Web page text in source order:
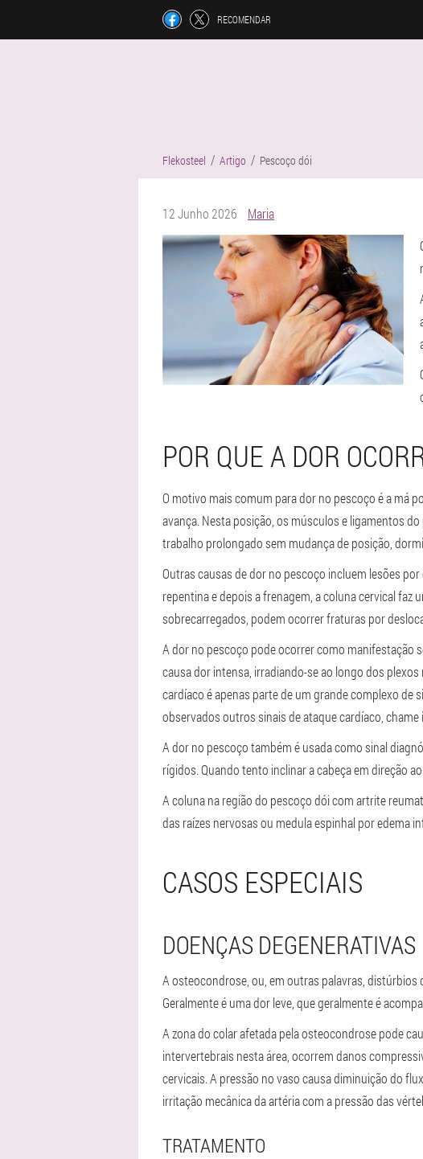
RECOMENDAR
Flekosteel Artigo Pescoço dói
12 Junho 2026
Maria
POR QUE A DOR
O motivo mais comum para dor no pescoço é a má
avança. Nesta posição, os músculos e ligamentos
trabalho prolongado sem mudança de posição,
Outras causas de dor no pescoço incluem lesões
repentina e depois a frenagem, a coluna cervical
sobrecarregados, podem ocorrer fraturas por
A dor no pescoço pode ocorrer como manifestação
causa dor intensa, irradiando-se ao longo dos
cardíaco é apenas parte de um grande complexo de
observados outros sinais de ataque cardíaco,
A dor no pescoço também é usada como sinal
rígidos. Quando tento inclinar a cabeça em direção
A coluna na região do pescoço dói com artrite
das raízes nervosas ou medula espinhal por edema
CASOS ESPECIAIS
DOENÇAS DEGENERATIVAS
A osteocondrose, ou, em outras palavras,
Geralmente é uma dor leve, que geralmente é
A zona do colar afetada pela osteocondrose pode
intervertebrais nesta área, ocorrem danos
cervicais. A pressão no vaso causa diminuição do
irritação mecânica da artéria com a pressão das
TRATAMENTO